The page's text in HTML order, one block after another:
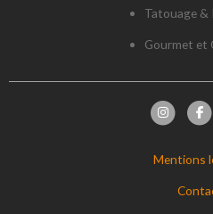
Tatouage &
Gourmet et
Mentions